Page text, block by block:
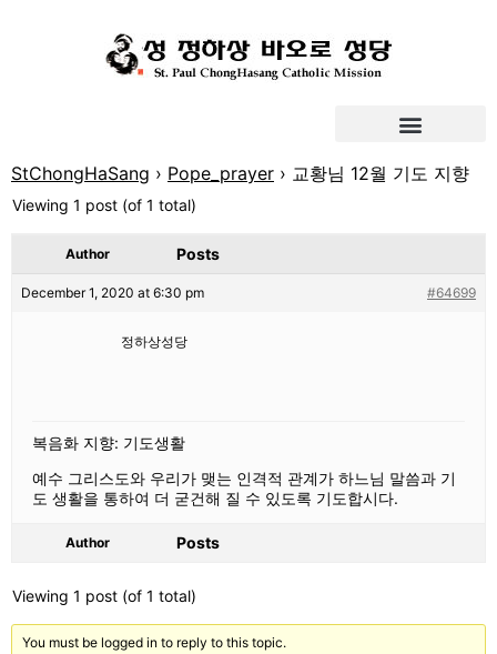
StChongHaSang › Pope_prayer › 교황님 12월 기도 지향
Viewing 1 post (of 1 total)
Author Posts
December 1, 2020 at 6:30 pm #64699
정하상성당
복음화 지향: 기도생활
예수 그리스도와 우리가 맺는 인격적 관계가 하느님 말씀과 기
도 생활을 통하여 더 굳건해 질 수 있도록 기도합시다.
Author Posts
Viewing 1 post (of 1 total)
You must be logged in to reply to this topic.